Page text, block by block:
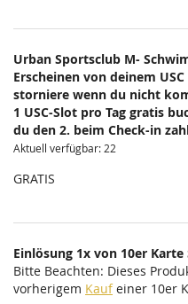
Urban Sportsclub M-
Erscheinen von deinem
storniere wenn du nicht
1 USC-Slot pro Tag gratis
du den 2. beim Check-in
Aktuell verfügbar: 22
GRATIS
Einlösung 1x von 10er
Bitte Beachten: Dieses
vorherigem Kaufeiner 10er